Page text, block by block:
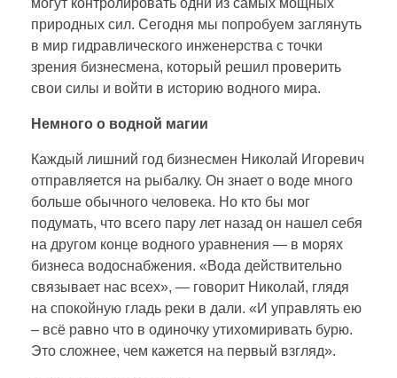
могут контролировать одни из самых мощных
природных сил. Сегодня мы попробуем заглянуть
в мир гидравлического инженерства с точки
зрения бизнесмена, который решил проверить
свои силы и войти в историю водного мира.
Немного о водной магии
Каждый лишний год бизнесмен Николай Игоревич
отправляется на рыбалку. Он знает о воде много
больше обычного человека. Но кто бы мог
подумать, что всего пару лет назад он нашел себя
на другом конце водного уравнения — в морях
бизнеса водоснабжения. «Вода действительно
связывает нас всех», — говорит Николай, глядя
на спокойную гладь реки в дали. «И управлять ею
– всё равно что в одиночку утихомиривать бурю.
Это сложнее, чем кажется на первый взгляд».